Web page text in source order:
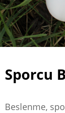
Sporcu
Beslenme,